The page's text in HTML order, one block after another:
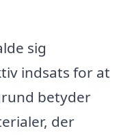
sig
indsats for at
betyder
der